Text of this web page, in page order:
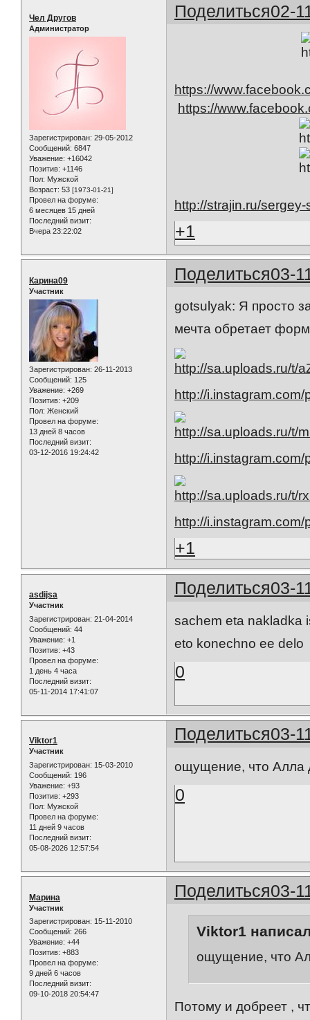
Поделиться02-
Чел Другов
Администратор
Зарегистрирован: 29-05-2012
Сообщений: 6847
Уважение: +16042
Позитив: +1146
Пол: Мужской
Возраст: 53 [1973-01-21]
Провел на форуме:
6 месяцев 15 дней
Последний визит:
Вчера 23:22:02
https://
https://
http://strajin.ru/
+1
Поделиться03-
Карина09
Участник
Зарегистрирован: 26-11-2013
Сообщений: 125
Уважение: +269
Позитив: +209
Пол: Женский
Провел на форуме:
13 дней 8 часов
Последний визит:
03-12-2016 19:24:42
gotsulyak: Я просто
мечта обретает
http://
http://
http://
+1
Поделиться03-
asdijsa
Участник
Зарегистрирован: 21-04-2014
Сообщений: 44
Уважение: +1
Позитив: +43
Провел на форуме:
1 день 4 часа
Последний визит:
05-11-2014 17:41:07
sachem eta nakladka
eto konechno ee delo
0
Поделиться03-
Viktor1
Участник
Зарегистрирован: 15-03-2010
Сообщений: 196
Уважение: +93
Позитив: +293
Пол: Мужской
Провел на форуме:
11 дней 9 часов
Последний визит:
05-08-2026 12:57:54
ощущение, что Алла
0
Поделиться03-
Марина
Участник
Зарегистрирован: 15-11-2010
Сообщений: 266
Уважение: +44
Позитив: +883
Провел на форуме:
9 дней 6 часов
Последний визит:
09-10-2018 20:54:47
Viktor1
ощущение, что
Потому и добреет ,